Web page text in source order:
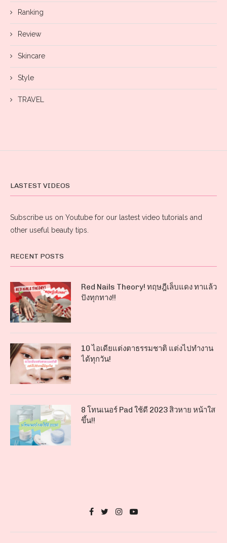
Ranking
Review
Skincare
Style
TRAVEL
LASTEST VIDEOS
Subscribe us on Youtube for our lastest video tutorials and
other useful beauty tips.
RECENT POSTS
Red Nails Theory! ทฤษฎีเล็บแดง ทาแล้ว
ปังทุกทาง!!
10 ไอเดียแต่งตาธรรมชาติ แต่งไปทำงาน
ได้ทุกวัน!
8 โทนเนอร์ Pad ใช้ดี 2023 สิวหาย หน้าใส
ขึ้น!!